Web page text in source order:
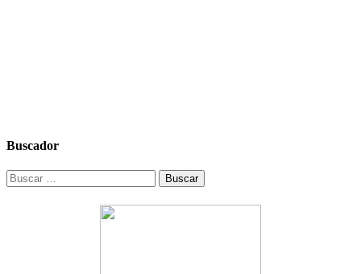
Buscador
Buscar: